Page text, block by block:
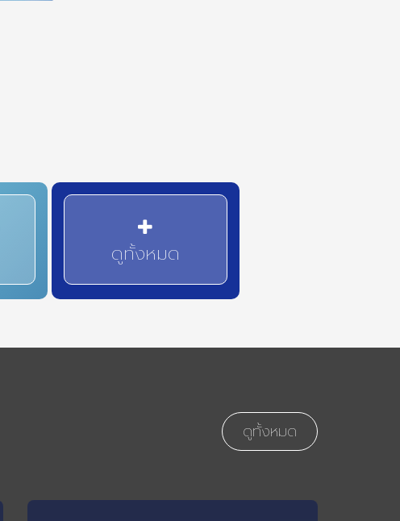
ดูทั้งหมด
ดูทั้งหมด